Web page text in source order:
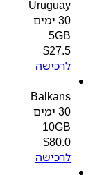
Uruguay
5GB
$27.5
לרכישה
Balkans
10GB
$80.0
לרכישה